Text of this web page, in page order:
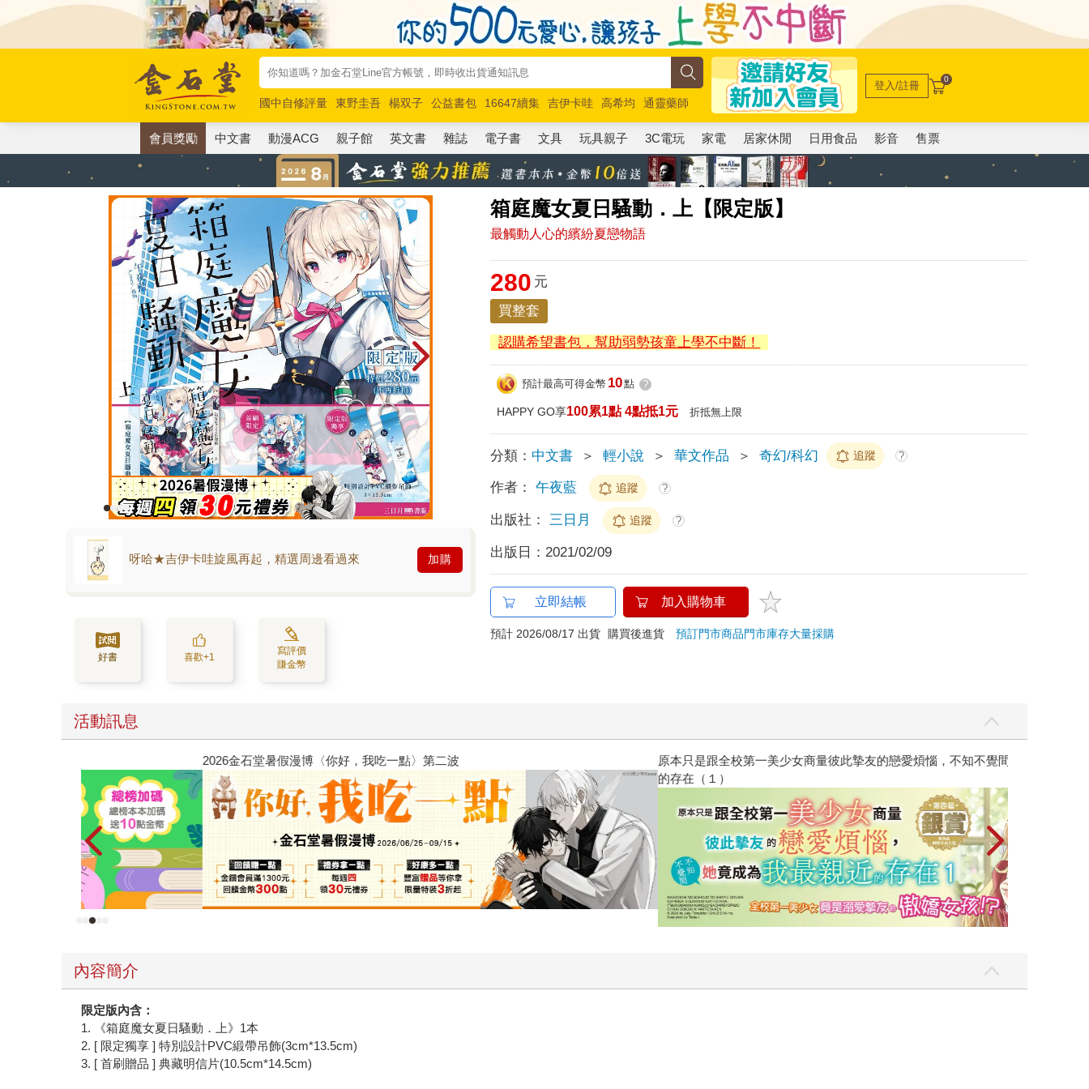
國中自修評量 東野圭吾 楊双子 公益書包 16647續集 吉伊卡哇 高希均
通靈藥師
唯紅花綻放
奧德賽 路邊攤新作 馬斯克 玩具總動員5 超慢跑
登入/註冊 0
會員獎勵 中文書 動漫ACG 親子館 英文書 雜誌 電子書 文具 玩具親子 3C電玩 家電 居家休閒 日用食品 影音 售票
箱庭魔女夏日騷動．上【限定版】
最觸動人心的繽紛夏戀物語
呀哈★吉伊卡哇旋風再起，精選周邊看過來 加購
好書 喜歡+1
寫評價
賺金幣
280 元
買整套
認購希望書包，幫助弱勢孩童上學不中斷！
預計最高可得金幣 10點 ?
HAPPY GO享100累1點 4點抵1元 折抵無上限
分類： 中文書 ＞ 輕小說 ＞ 華文作品 ＞ 奇幻/科幻 追蹤 ?
作者： 午夜藍 追蹤 ?
出版社： 三日月 追蹤 ?
出版日： 2021/02/09
立即結帳 加入購物車
預計 2026/08/17 出貨 購買後進貨預訂門市商品門市庫存大量採購
活動訊息
2026金石堂暑假漫博〈你好，我吃一點〉第二波
原本只是跟全校第一美少女商量彼此摯友的戀愛煩惱，不知不覺間她竟成為我最親近
的存在（１）
台灣角川2026
內容簡介
限定版內含：
1. 《箱庭魔女夏日騷動．上》1本
2. [ 限定獨享 ] 特別設計PVC緞帶吊飾(3cm*13.5cm)
3. [ 首刷贈品 ] 典藏明信片(10.5cm*14.5cm)